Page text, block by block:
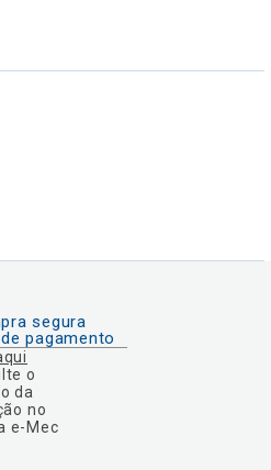
segura
pagamento
o
da
no
e-Mec